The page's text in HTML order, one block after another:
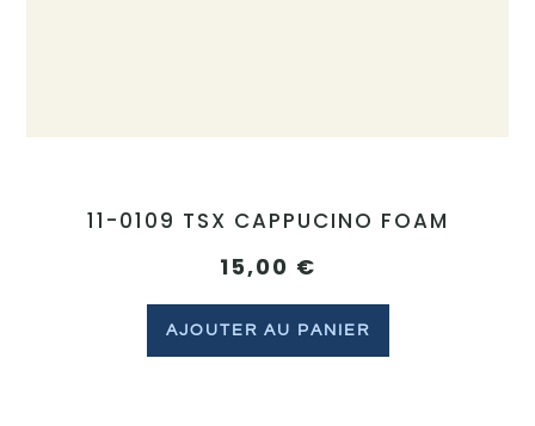
11-0109 TSX CAPPUCINO FOAM
15,00 €
AJOUTER AU PANIER